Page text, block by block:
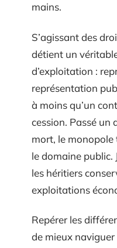
mains.
S’agissant des
détient un
d’exploitation :
représentation
à moins qu’un
cession. Passé un
mort, le
le domaine public.
les héritiers
exploitations
Repérer les
de mieux